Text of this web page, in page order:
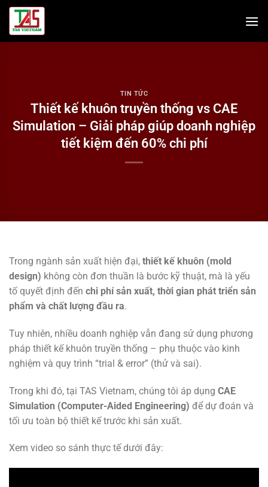
Bỏ
nội
TIN TỨC
Thiết kế khuôn truyền thống vs CAE
Simulation – Giải pháp giúp doanh nghiệp
tiết kiệm đến 60% chi phí
Trong ngành sản xuất hiện đại, thiết kế khuôn (mold
design) không còn đơn thuần là bước kỹ thuật, mà là yếu
tố quyết định đến chi phí sản xuất, thời gian phát triển sản
phẩm và chất lượng đầu ra.
Tuy nhiên, nhiều doanh nghiệp vẫn đang sử dụng phương
pháp thiết kế khuôn truyền thống – phụ thuộc vào kinh
nghiệm và quy trình “trial & error” (thử và sai).
Trong khi đó, tại TAS Vietnam, chúng tôi áp dụng CAE
Simulation (Computer-Aided Engineering) để dự đoán và
tối ưu toàn bộ thiết kế trước khi sản xuất.
Xem video so sánh thực tế dưới đây: